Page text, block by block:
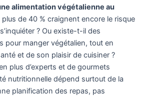
alimentation végétalienne au
plus de 40 % craignent encore le risque
? Ou existe-t-il des
pour manger végétalien, tout en
et de son plaisir de cuisiner ?
plus d’experts et de gourmets
nutritionnelle dépend surtout de la
planification des repas, pas